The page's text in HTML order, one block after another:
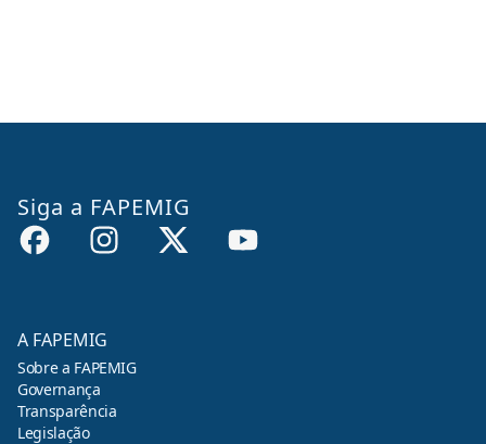
Siga a FAPEMIG
A FAPEMIG
Sobre a FAPEMIG
Governança
Transparência
Legislação